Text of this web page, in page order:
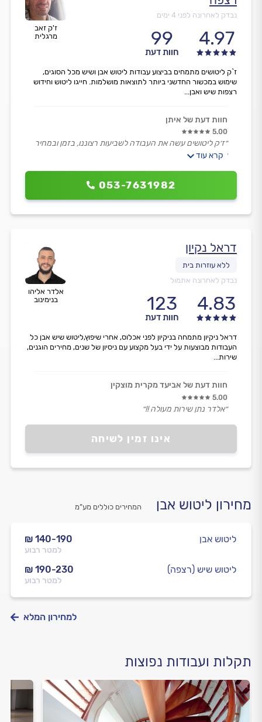
ז'ק זאב
מרגלית
נבדק לאחרונה לפני 4 ימים
4.97
99
חוות דעת
053-7631982
ז`ק ליטושים מתמחים בביצוע עבודות ליטוש אבן ושיש מכל הסוגים,
שימוש במכשור החדשני ביותר לתוצאות מושלמות. חייגו ליטוש וחידוש
רצפות שיש ואבן...
חוות דעת של איתן
5.00
״ז׳ק ליטושים עשה את העבודה לשביעות רצוננו, בזמן ובמחיר
שקבענו.
קרא עוד
אלדר אליהו
בנימינוב
דראל נקיון
נבדק לאחרונה אתמול
4.83
123
חוות דעת
אינו זמין לשיחה
דראל ניקיון מתמחה בניקיון לפני אכלוס, אחרי שיפוץ,ליטוש שיש אבן כל
העבודות מבוצעות על ידי בעל מקצוע עם ניסיון של שנים, מחירים הוגנים,
שירות...
חוות דעת של אביעד מקרית מוצקין
5.00
״אלדר נתן שירות מעולה !!״
מחירון ליטוש אבן המחירים כוללים מע”מ
₪ 140-190
למטר רבוע
ליטוש אבן
₪ 190-230
למטר רבוע
ליטוש שיש (רצפה)
למחירון המלא
תקלות ועבודות נפוצות